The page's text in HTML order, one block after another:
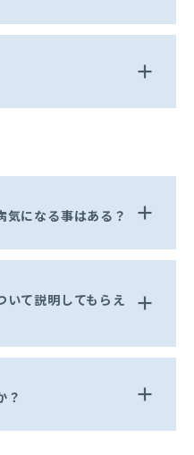
気になる事はある？
て説明してもらえ
？